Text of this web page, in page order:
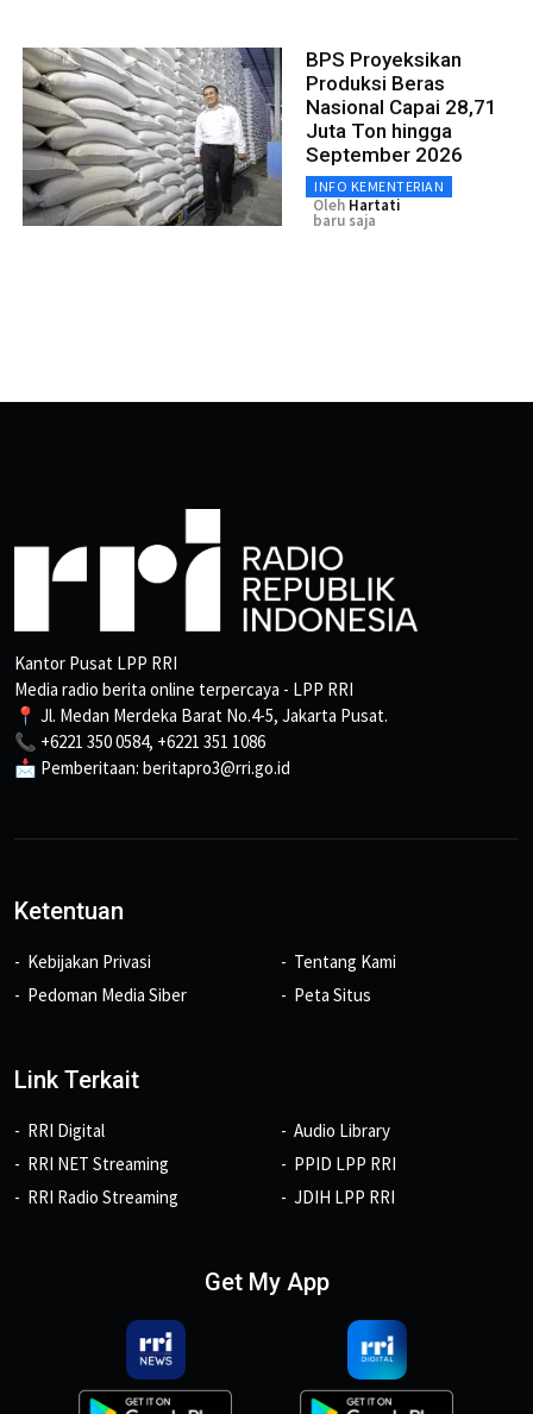
BPS Proyeksikan
Produksi Beras
Nasional Capai 28,71
Juta Ton hingga
September 2026
INFO KEMENTERIAN
Oleh Hartati
baru saja
Kantor Pusat LPP RRI
Media radio berita online terpercaya - LPP RRI
📍 Jl. Medan Merdeka Barat No.4-5, Jakarta Pusat.
📞 +6221 350 0584, +6221 351 1086
📩 Pemberitaan: beritapro3@rri.go.id
Ketentuan
Kebijakan Privasi
Pedoman Media Siber
Tentang Kami
Peta Situs
Link Terkait
RRI Digital
RRI NET Streaming
RRI Radio Streaming
Audio Library
PPID LPP RRI
JDIH LPP RRI
Get My App